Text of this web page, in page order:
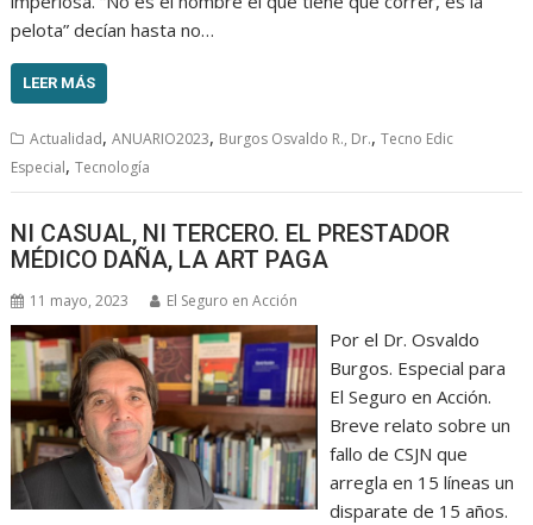
pelota” decían hasta no…
LEER MÁS
Actualidad,ANUARIO2023, Burgos Osvaldo R., Dr.,Tecno Edic
Especial,Tecnología
NI CASUAL, NI TERCERO. EL PRESTADOR
MÉDICO DAÑA, LA ART PAGA
11 mayo, 2023 El Seguro en Acción
Por el Dr. Osvaldo
Burgos. Especial para
El Seguro en Acción.
Breve relato sobre un
fallo de CSJN que
arregla en 15 líneas un
disparate de 15 años.